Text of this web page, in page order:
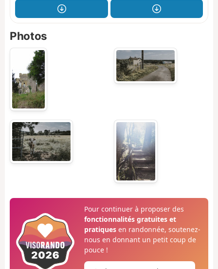
Photos
Pour continuer à proposer des
fonctionnalités gratuites et
pratiquesen randonnée, soutenez-
nous en donnant un petit coup de
pouce !